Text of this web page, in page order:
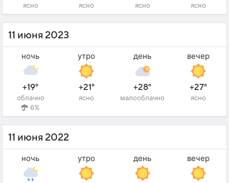
ясно ясно ясно ясно
11 июня 2023
ночь
+19°
облачно
6%
утро
+21°
ясно
день
+28°
малооблачно
вечер
+27°
ясно
11 июня 2022
ночь утро день вечер